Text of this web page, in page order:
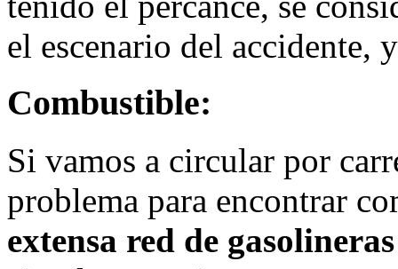
el escenario del accidente,
Combustible:
Si vamos a circular por
problema para encontrar
extensa red de